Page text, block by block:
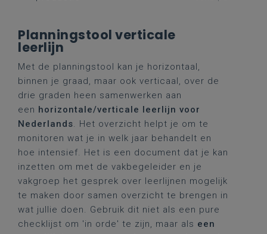
Planningstool verticale
leerlijn
Met de planningstool kan je horizontaal,
binnen je graad, maar ook verticaal, over de
drie graden heen samenwerken aan
een horizontale/verticale leerlijn voor
Nederlands. Het overzicht helpt je om te
monitoren wat je in welk jaar behandelt en
hoe intensief. Het is een document dat je kan
inzetten om met de vakbegeleider en je
vakgroep het gesprek over leerlijnen mogelijk
te maken door samen overzicht te brengen in
wat jullie doen. Gebruik dit niet als een pure
checklijst om 'in orde' te zijn, maar als een